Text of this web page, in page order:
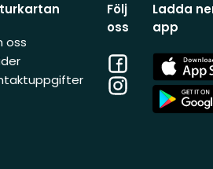
oss
Följ
oss
Facebook
Instagram
Ladda
app
App
Store
App
Store